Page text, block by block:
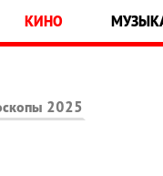
КИНО
2025